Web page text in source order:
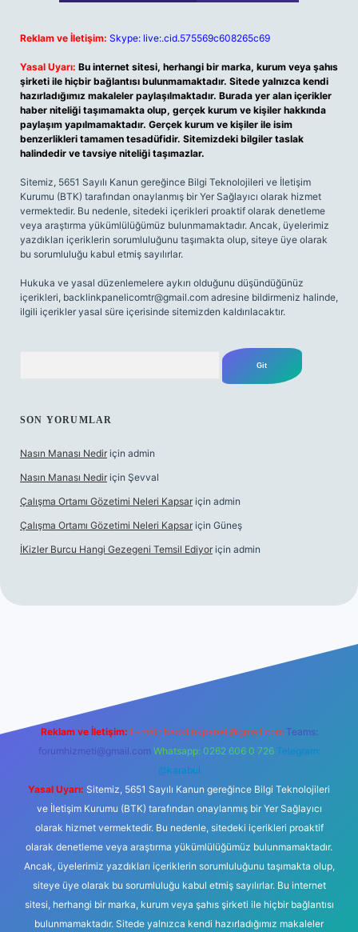
Reklam ve İletişim: Skype: live:.cid.575569c608265c69
Yasal Uyarı: Bu internet sitesi, herhangi bir marka, kurum veya şahıs
şirketi ile hiçbir bağlantısı bulunmamaktadır. Sitede yalnızca kendi
hazırladığımız makaleler paylaşılmaktadır. Burada yer alan içerikler
haber niteliği taşımamakta olup, gerçek kurum ve kişiler hakkında
paylaşım yapılmamaktadır. Gerçek kurum ve kişiler ile isim
benzerlikleri tamamen tesadüfidir. Sitemizdeki bilgiler taslak
halindedir ve tavsiye niteliği taşımazlar.
Sitemiz, 5651 Sayılı Kanun gereğince Bilgi Teknolojileri ve İletişim
Kurumu (BTK) tarafından onaylanmış bir Yer Sağlayıcı olarak hizmet
vermektedir. Bu nedenle, sitedeki içerikleri proaktif olarak denetleme
veya araştırma yükümlülüğümüz bulunmamaktadır. Ancak, üyelerimiz
yazdıkları içeriklerin sorumluluğunu taşımakta olup, siteye üye olarak
bu sorumluluğu kabul etmiş sayılırlar.
Hukuka ve yasal düzenlemelere aykırı olduğunu düşündüğünüz
içerikleri, backlinkpanelicomtr@gmail.com adresine bildirmeniz halinde,
ilgili içerikler yasal süre içerisinde sitemizden kaldırılacaktır.
SON YORUMLAR
Nasın Manası Nedir için admin
Nasın Manası Nedir için Şevval
Çalışma Ortamı Gözetimi Neleri Kapsar için admin
Çalışma Ortamı Gözetimi Neleri Kapsar için Güneş
İKizler Burcu Hangi Gezegeni Temsil Ediyor için admin
Reklam ve İletişim: E-mail: backlinkpaneli@gmail.com Teams:
forumhizmeti@gmail.com Whatsapp: 0262 606 0 726 Telegram:
@karabul
Yasal Uyarı: Sitemiz, 5651 Sayılı Kanun gereğince Bilgi Teknolojileri
ve İletişim Kurumu (BTK) tarafından onaylanmış bir Yer Sağlayıcı
olarak hizmet vermektedir. Bu nedenle, sitedeki içerikleri proaktif
olarak denetleme veya araştırma yükümlülüğümüz bulunmamaktadır.
Ancak, üyelerimiz yazdıkları içeriklerin sorumluluğunu taşımakta olup,
siteye üye olarak bu sorumluluğu kabul etmiş sayılırlar. Bu internet
sitesi, herhangi bir marka, kurum veya şahıs şirketi ile hiçbir bağlantısı
bulunmamaktadır. Sitede yalnızca kendi hazırladığımız makaleler